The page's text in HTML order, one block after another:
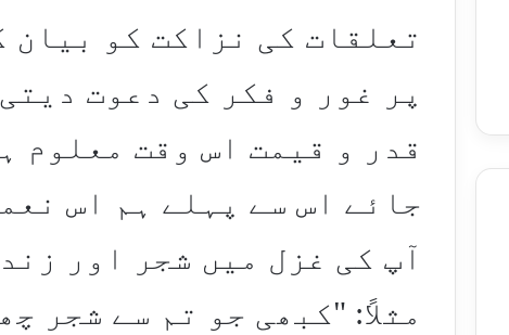
تعلقات کی نزاکت کو
پر غور و فکر کی دعوت
قدر و قیمت اس وقت معلوم
جائے اس سے پہلے ہم اس
آپ کی غزل میں شجر اور
مثلاً: "کبھی جو تم سے شجر